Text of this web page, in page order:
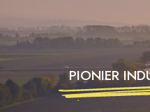
PIONIER